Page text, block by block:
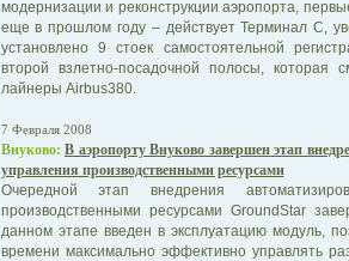
модернизации и реконструкции аэропорта,
еще в прошлом году – действует Терминал С,
установлено 9 стоек самостоятельной
второй взлетно-посадочной полосы, которая
лайнеры Airbus380.
7 Февраля 2008
Внуково: В аэропорту Внуково завершен этап
управления производственными ресурсами
Очередной этап внедрения
производственными ресурсами GroundStar
данном этапе введен в эксплуатацию модуль,
времени максимально эффективно управлять